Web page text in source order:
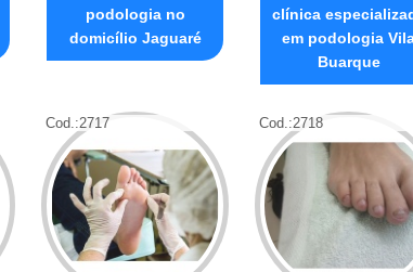
podologia no
domicílio Jaguaré
clínica
em podologia
Buarque
Cod.:2717 Cod.:2718